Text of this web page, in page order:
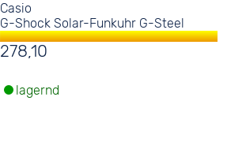
Casio
G-Shock Solar-Funkuhr G-Steel
278,10
lagernd